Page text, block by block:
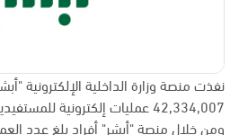
نفذت منصة وزارة الداخلية الإلكترونية
42,334,007 عمليات إلكترونية للمستفيدين عبر أبشر أفراد وأعمال.